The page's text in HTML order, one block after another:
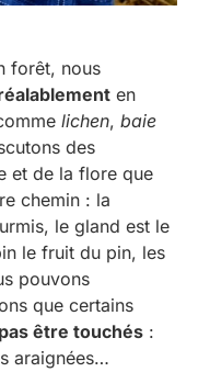
forêt, nous
en
lichen, baie
des
et de la flore que
chemin : la
le gland est le
le fruit du pin, les
pouvons
que certains
être touchés :
araignées…